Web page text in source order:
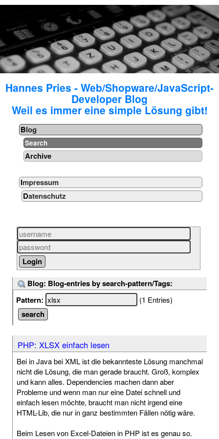
Hannes Pries - Web/Shopware/JavaScript-
Developer Blog
Weil es immer eine simple Lösung gibt!
Blog
Search
Archive
Impressum
Datenschutz
Blog: Blog-entries by search-pattern/Tags:
Pattern:
(1 Entries)
PHP: XLSX einfach lesen
Bei in Java bei XML ist die bekannteste Lösung manchmal
nicht die Lösung, die man gerade braucht. Groß, komplex
und kann alles. Dependencies machen dann aber
Probleme und wenn man nur eine Datei schnell und
einfach lesen möchte, braucht man nicht irgend eine
HTML-Lib, die nur in ganz bestimmten Fällen nötig wäre.
Beim Lesen von Excel-Dateien in PHP ist es genau so.